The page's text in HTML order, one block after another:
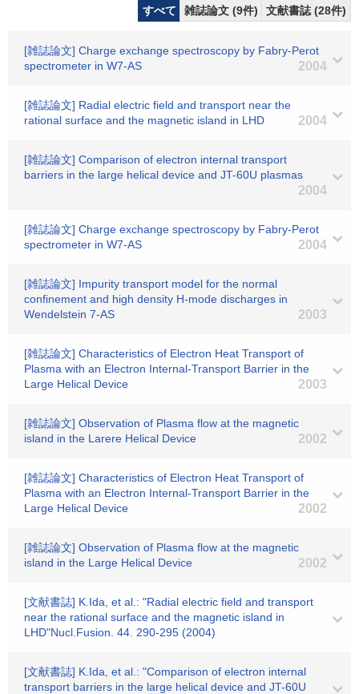
すべて 雑誌論文 (9件) 文献書誌 (28件)
[雑誌論文] Charge exchange spectroscopy by Fabry-Perot
spectrometer in W7-AS
2004
[雑誌論文] Radial electric field and transport near the
rational surface and the magnetic island in LHD
2004
[雑誌論文] Comparison of electron internal transport
barriers in the large helical device and JT-60U plasmas
2004
[雑誌論文] Charge exchange spectroscopy by Fabry-Perot
spectrometer in W7-AS
2004
[雑誌論文] Impurity transport model for the normal
confinement and high density H-mode discharges in
Wendelstein 7-AS
2003
[雑誌論文] Characteristics of Electron Heat Transport of
Plasma with an Electron Internal-Transport Barrier in the
Large Helical Device
2003
[雑誌論文] Observation of Plasma flow at the magnetic
island in the Larere Helical Device
2002
[雑誌論文] Characteristics of Electron Heat Transport of
Plasma with an Electron Internal-Transport Barrier in the
Large Helical Device
2002
[雑誌論文] Observation of Plasma flow at the magnetic
island in the Large Helical Device
2002
[文献書誌] K.Ida, et al.: "Radial electric field and transport
near the rational surface and the magnetic island in
LHD"Nucl.Fusion. 44. 290-295 (2004)
[文献書誌] K.Ida, et al.: "Comparison of electron internal
transport barriers in the large helical device and JT-60U